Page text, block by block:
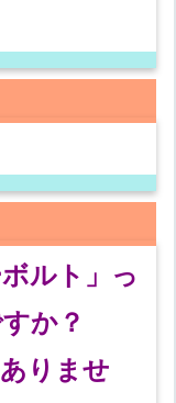
ルト」っ
か？
りませ